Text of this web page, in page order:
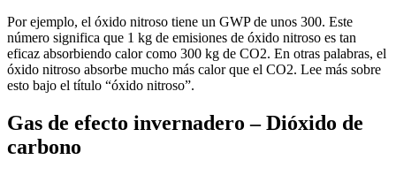
Por ejemplo, el óxido nitroso tiene un GWP de unos 300. Este
número significa que 1 kg de emisiones de óxido nitroso es tan
eficaz absorbiendo calor como 300 kg de CO2. En otras palabras, el
óxido nitroso absorbe mucho más calor que el CO2. Lee más sobre
esto bajo el título “óxido nitroso”.
Gas de efecto invernadero – Dióxido de
carbono